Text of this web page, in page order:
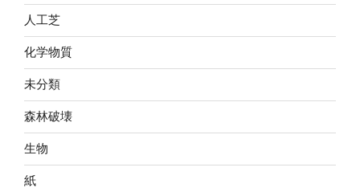
人工芝
化学物質
未分類
森林破壊
生物
紙